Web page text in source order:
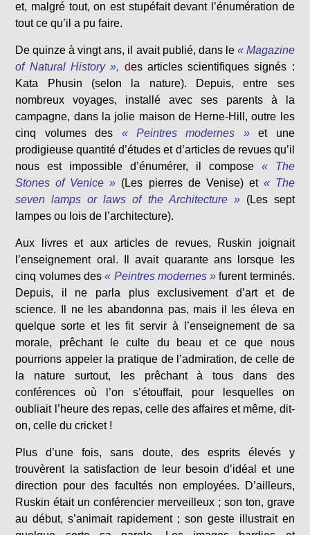
et, malgré tout, on est stupéfait devant l’énumération de
tout ce qu’il a pu faire.
De quinze à vingt ans, il avait publié, dans le « Magazine
of Natural History », des articles scientifiques signés :
Kata Phusin (selon la nature). Depuis, entre ses
nombreux voyages, installé avec ses parents à la
campagne, dans la jolie maison de Herne-Hill, outre les
cinq volumes des
« Peintres modernes »et une
prodigieuse quantité d’études et d’articles de revues qu’il
nous est impossible d’énumérer, il compose
« The
Stones of Venice » (Les pierres de Venise) et « The
seven lamps or laws of the Architecture »
(Les sept
lampes ou lois de l’architecture).
Aux livres et aux articles de revues, Ruskin joignait
l’enseignement oral. Il avait quarante ans lorsque les
cinq volumes des « Peintres modernes » furent terminés.
Depuis, il ne parla plus exclusivement d’art et de
science. Il ne les abandonna pas, mais il les éleva en
quelque sorte et les fit servir à l’enseignement de sa
morale, prêchant le culte du beau et ce que nous
pourrions appeler la pratique de l’admiration, de celle de
la nature surtout, les prêchant à tous dans des
conférences où l’on s’étouffait, pour lesquelles on
oubliait l’heure des repas, celle des affaires et même, dit-
on, celle du cricket !
Plus d’une fois, sans doute, des esprits élevés y
trouvèrent la satisfaction de leur besoin d’idéal et une
direction pour des facultés non employées. D’ailleurs,
Ruskin était un conférencier merveilleux ; son ton, grave
au début, s’animait rapidement ; son geste illustrait en